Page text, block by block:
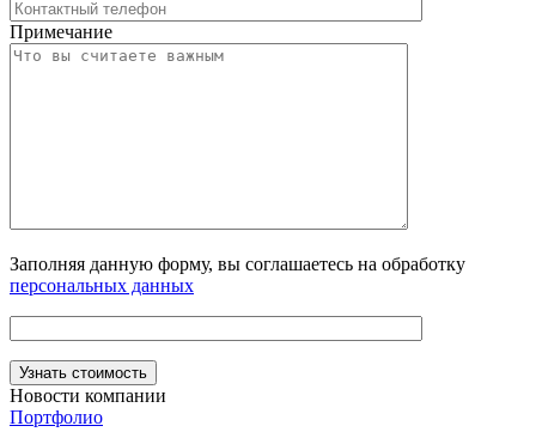
Примечание
Заполняя данную форму, вы соглашаетесь на обработку
персональных данных
Новости компании
Портфолио